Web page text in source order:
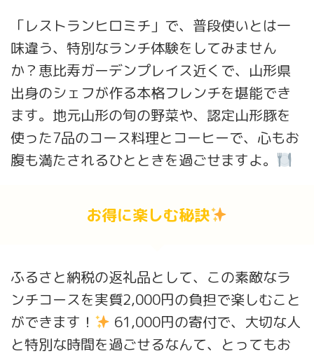
「レストランヒロミチ」で、普段使いとは一
味違う、特別なランチ体験をしてみません
か？恵比寿ガーデンプレイス近くで、山形県
出身のシェフが作る本格フレンチを堪能でき
ます。地元山形の旬の野菜や、認定山形豚を
使った7品のコース料理とコーヒーで、心もお
腹も満たされるひとときを過ごせますよ。
お得に楽しむ秘訣
ふるさと納税の返礼品として、この素敵なラ
ンチコースを実質2,000円の負担で楽しむこと
ができます！
61,000円の寄付で、大切な人
と特別な時間を過ごせるなんて、とってもお